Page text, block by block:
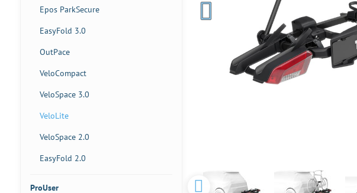
Epos ParkSecure
EasyFold 3.0
OutPace
VeloCompact
VeloSpace 3.0
VeloLite
VeloSpace 2.0
EasyFold 2.0
ProUser